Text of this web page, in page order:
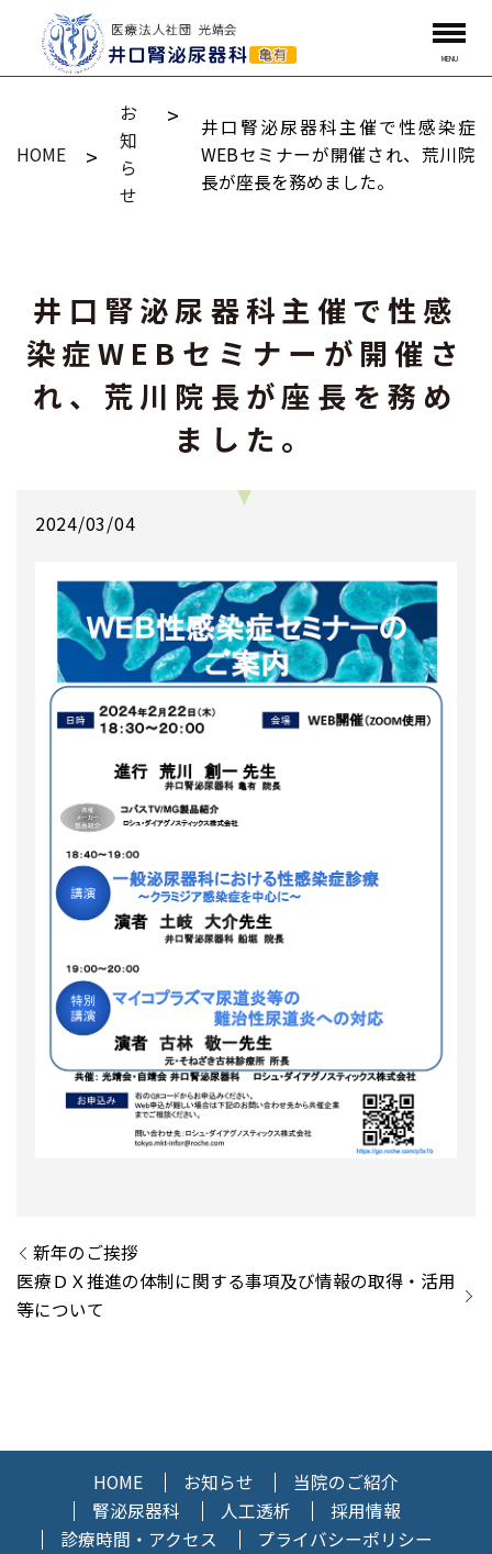
MENU
HOME
お
知
ら
せ
井口腎泌尿器科主催で性感染症
WEBセミナーが開催され、荒川院
長が座長を務めました。
井口腎泌尿器科主催で性感
染症WEBセミナーが開催さ
れ、荒川院長が座長を務め
ました。
2024/03/04
新年のご挨拶
医療ＤＸ推進の体制に関する事項及び情報の取得・活用
等について
HOME お知らせ
当院のご紹介
腎泌尿器科
人工透析
採用情報
診療時間・アクセス
プライバシーポリシー